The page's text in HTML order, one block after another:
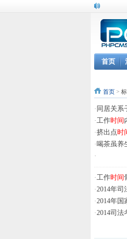
首页
首页 >
· 同居关系
·工作时间
·挤出点时
·喝茶虽养
·
·工作时间
·2014年司
·2014年国
·2014司法